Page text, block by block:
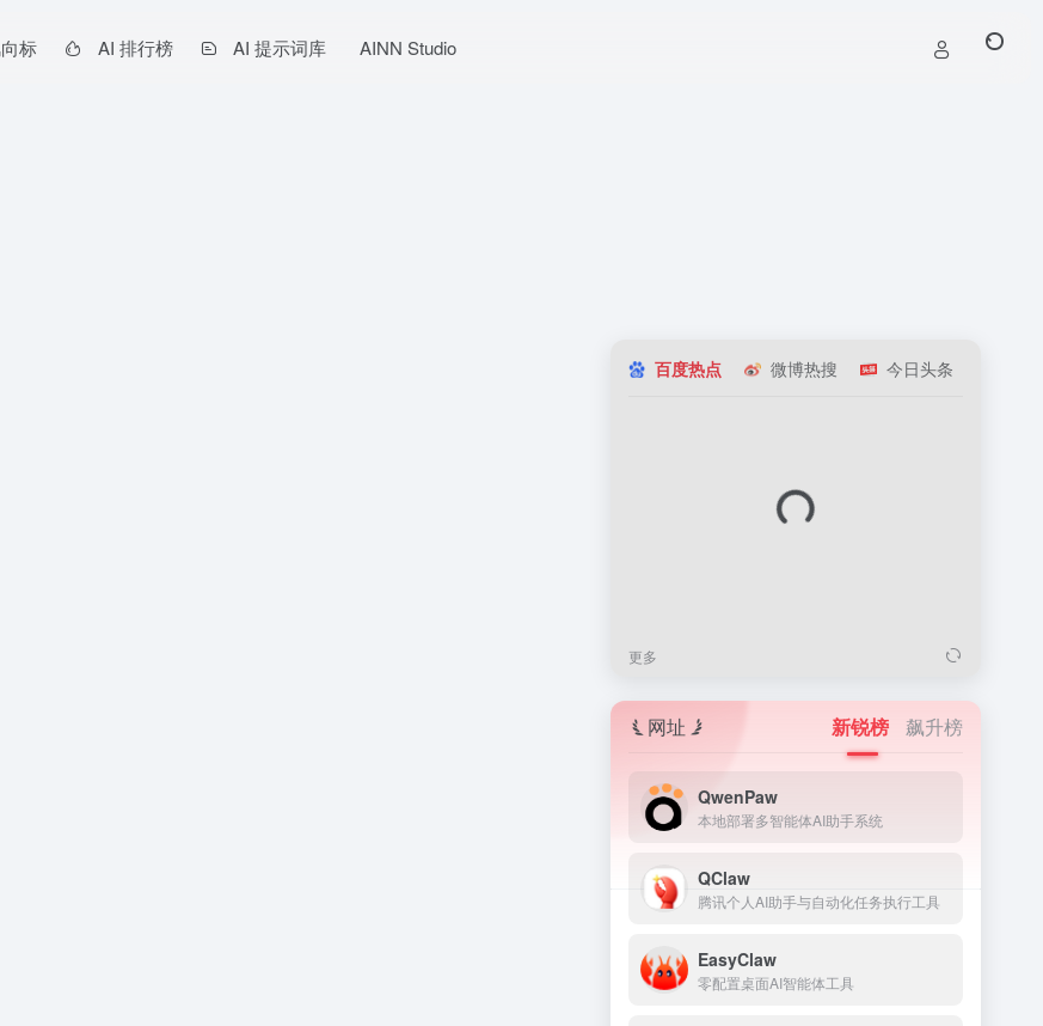
标 AI 排行榜 AI 提示词库 AINN Studio
百度热点 微博热搜 今日头条
更多
网址 新锐榜 飙升榜
QwenPaw
本地部署多智能体AI助手系统
QClaw
腾讯个人AI助手与自动化任务执行工具
EasyClaw
零配置桌面AI智能体工具